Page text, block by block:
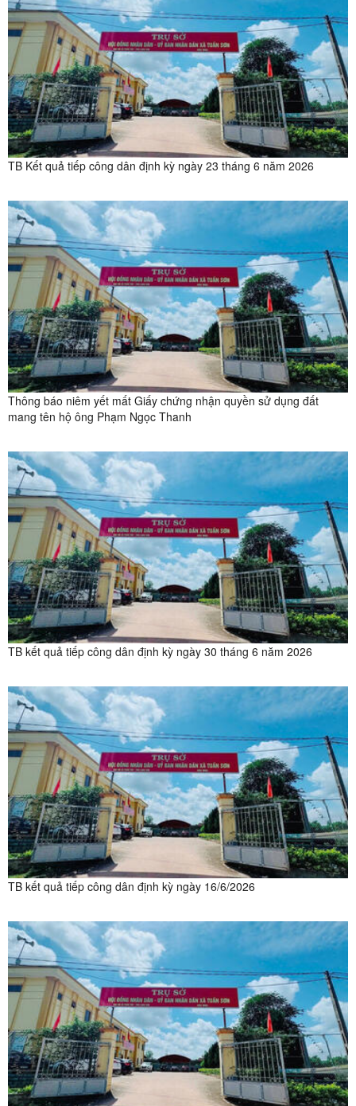
TB Kết quả tiếp công dân định kỳ ngày 23 tháng 6 năm 2026
Thông báo niêm yết mất Giấy chứng nhận quyền sử dụng đất
mang tên hộ ông Phạm Ngọc Thanh
TB kết quả tiếp công dân định kỳ ngày 30 tháng 6 năm 2026
TB kết quả tiếp công dân định kỳ ngày 16/6/2026